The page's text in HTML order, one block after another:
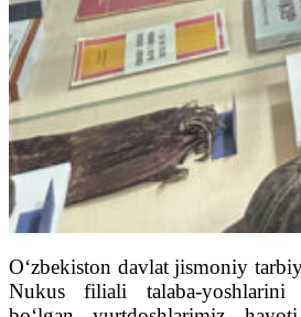
O‘zbekiston davlat jismoniy
Nukus filiali talaba-yoshlarini